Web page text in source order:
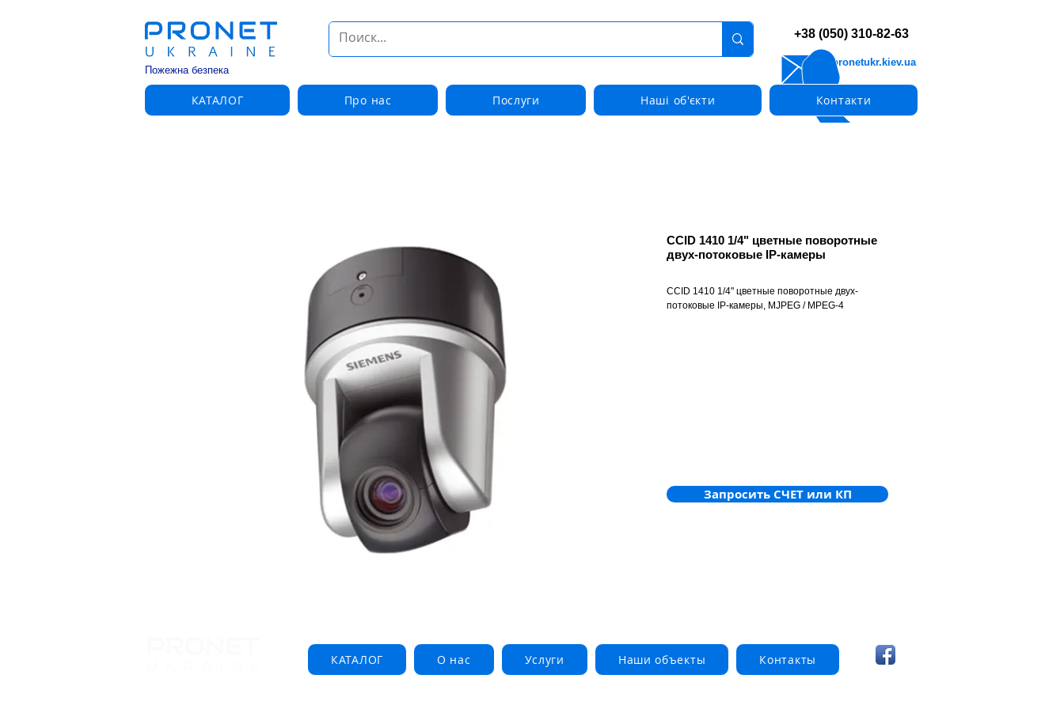
Пожежна безпека
info@pronetukr.kiev.ua
+38 (050) 310-82-63
КАТАЛОГ Про нас Послуги Наші об'єкти Контакти
CCID 1410 1/4" цветные поворотные
двух-потоковые IP-камеры
CCID 1410 1/4" цветные поворотные двух-
потоковые IP-камеры, MJPEG / MPEG-4
Запросить СЧЕТ или КП
КАТАЛОГ О нас Услуги Наши объекты Контакты